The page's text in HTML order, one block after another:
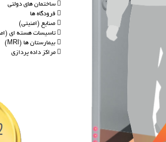
 ساختمان های دولتی
 فرودگاه ها
 صنایع (امنیتی)
 تاسیسات هسته ای (امنیتی)
 بیمارستان ها (MRI)
 مراکز داده پردازی